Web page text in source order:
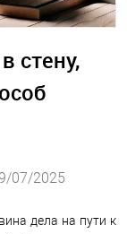
стену,
07/2025
дела на пути к